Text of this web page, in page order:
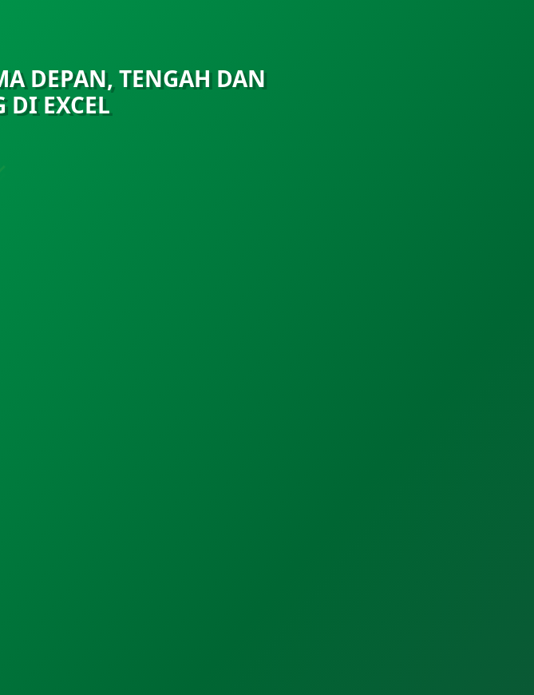
DEPAN, TENGAH DAN
DI EXCEL